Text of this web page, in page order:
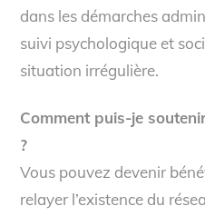
dans les démarches
suivi psychologique et
situation irrégulière.
Comment puis-je
?
Vous pouvez devenir
relayer l’existence du